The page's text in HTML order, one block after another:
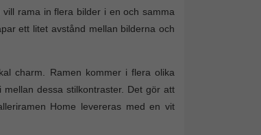
rama in flera bilder i en och samma
ett litet avstånd mellan bilderna och
charm. Ramen kommer i flera olika
dessa stilkontraster. Det gör att
Home levereras med en vit